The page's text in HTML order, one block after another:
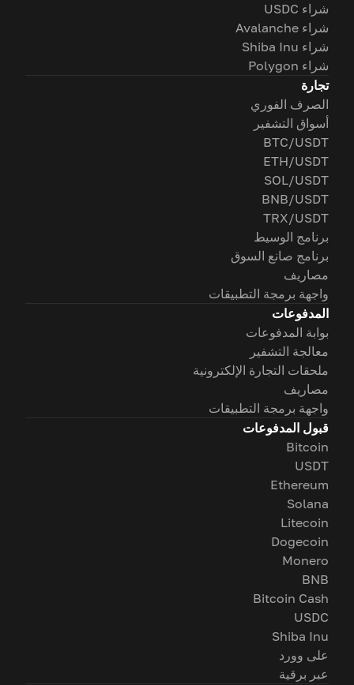
شراء USDC
شراء Avalanche
شراء Shiba Inu
شراء Polygon
تجارة
الصرف الفوري
أسواق التشفير
BTC/USDT
ETH/USDT
SOL/USDT
BNB/USDT
TRX/USDT
برنامج الوسيط
برنامج صانع السوق
مصاريف
واجهة برمجة التطبيقات
المدفوعات
بوابة المدفوعات
معالجة التشفير
ملحقات التجارة الإلكترونية
مصاريف
واجهة برمجة التطبيقات
قبول المدفوعات
Bitcoin
USDT
Ethereum
Solana
Litecoin
Dogecoin
Monero
BNB
Bitcoin Cash
USDC
Shiba Inu
على وورد
عبر برقية